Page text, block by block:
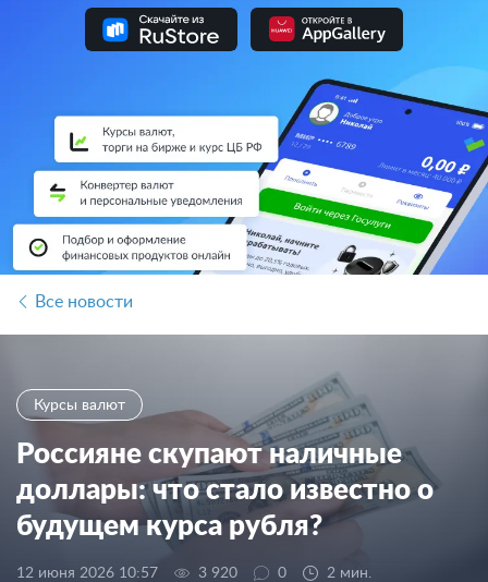
Все новости
Курсы валют
Россияне скупают наличные
доллары: что стало известно о
будущем курса рубля?
12 июня 2026 10:57 3 920 0 2 мин.